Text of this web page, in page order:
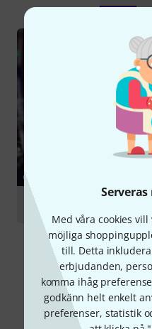
Med våra cookies
möjliga
till. Detta
erbjudanden,
komma ihåg
godkänn helt enkelt
preferenser, statistik
GUIDE
Eurorack – Modular